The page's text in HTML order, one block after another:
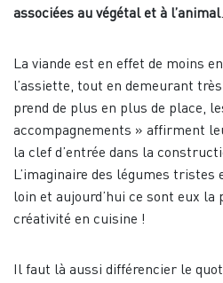
associées au végétal et à l’animal.
La viande est en effet de moins
l’assiette, tout en demeurant
prend de plus en plus de place,
accompagnements » affirment
la clef d’entrée dans la
L’imaginaire des légumes tristes
loin et aujourd’hui ce sont eux la
créativité en cuisine !
Il faut là aussi différencier le